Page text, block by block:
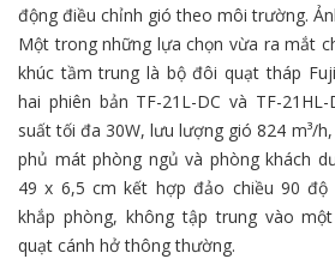
động điều chỉnh gió theo môi trường.
Một trong những lựa chọn vừa ra mắt
khúc tầm trung là bộ đôi quạt tháp
hai phiên bản TF-21L-DC và TF-
suất tối đa 30W, lưu lượng gió 824 m³/
phủ mát phòng ngủ và phòng khách
49 x 6,5 cm kết hợp đảo chiều 90 độ
khắp phòng, không tập trung vào
quạt cánh hở thông thường.